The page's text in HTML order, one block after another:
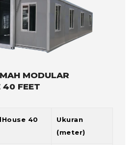
MODULAR
40 FEET
40
Ukuran
(meter)